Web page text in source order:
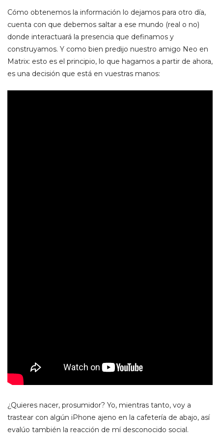
Cómo obtenemos la información lo dejamos para otro día,
cuenta con que debemos saltar a ese mundo (real o no)
donde interactuará la presencia que definamos y
construyamos. Y como bien predijo nuestro amigo Neo en
Matrix: esto es el principio, lo que hagamos a partir de ahora,
es una decisión que está en vuestras manos:
¿Quieres nacer, prosumidor? Yo, mientras tanto, voy a
trastear con algún iPhone ajeno en la cafetería de abajo, así
evalúo también la reacción de mí desconocido social.